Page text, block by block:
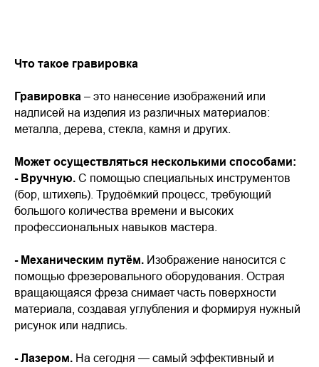
Что такое гравировка
Гравировка – это нанесение изображений или
надписей на изделия из различных материалов:
металла, дерева, стекла, камня и других.
Может осуществляться несколькими способами:
- Вручную. С помощью специальных инструментов
(бор, штихель). Трудоёмкий процесс, требующий
большого количества времени и высоких
профессиональных навыков мастера.
- Механическим путём. Изображение наносится с
помощью фрезеровального оборудования. Острая
вращающаяся фреза снимает часть поверхности
материала, создавая углубления и формируя нужный
рисунок или надпись.
- Лазером. На сегодня — самый эффективный и